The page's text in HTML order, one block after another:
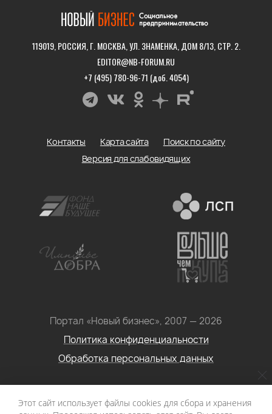
119019, РОССИЯ, Г. МОСКВА, УЛ. ЗНАМЕНКА, ДОМ 8/13, СТР. 2.
EDITOR@NB-FORUM.RU
+7 (495) 780-96-71 (доб. 4054)
Портал «Новый бизнес», 2007 — 2026
Политика конфиденциальности
Обработка персональных данных
Контакты Карта сайта
Поиск по сайту
Версия для слабовидящих
Условия использования информации с сайта: Материалы
портала «Новый бизнес. Социальное
Этот сайт использует файлы cookies для сбора и хранения